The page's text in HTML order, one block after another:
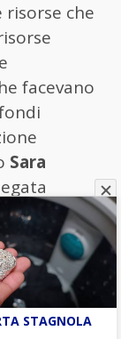
risorse che
facevano
Sara
a
– ha
STAGNOLA